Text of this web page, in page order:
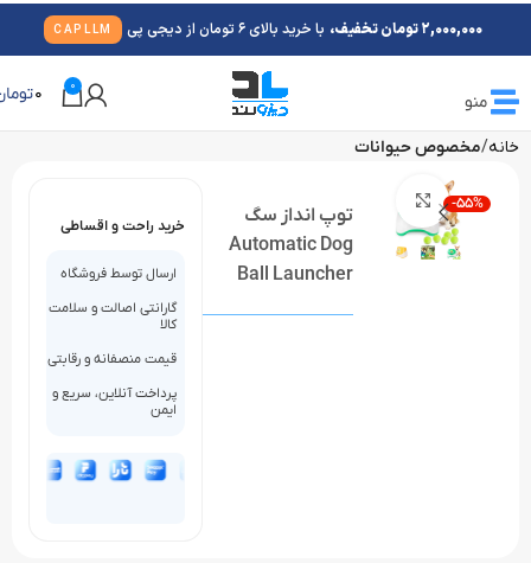
منو
0
0
خانه مخصوص حیوانات
-55%
توپ انداز سگ
Automatic Dog
Ball Launcher
خرید راحت و اقساطی
ارسال توسط فروشگاه
گارانتی اصالت و سلامت
کالا
قیمت منصفانه و رقابتی
پرداخت آنلاین، سریع و
ایمن
2,000,000 تومان تخفیف، با خرید بالای 6 تومان از دیجی پی CAPLLM